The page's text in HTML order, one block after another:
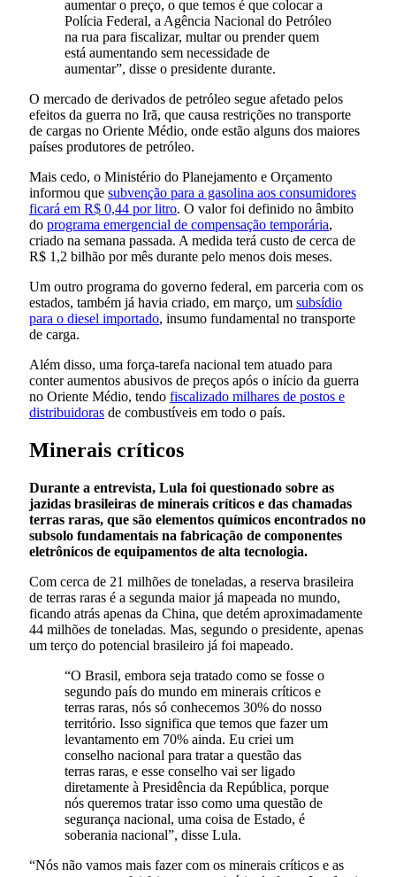
aumentar o preço, o que temos é que colocar a
Polícia Federal, a Agência Nacional do Petróleo
na rua para fiscalizar, multar ou prender quem
está aumentando sem necessidade de
aumentar”, disse o presidente durante.
O mercado de derivados de petróleo segue afetado pelos
efeitos da guerra no Irã, que causa restrições no transporte
de cargas no Oriente Médio, onde estão alguns dos maiores
países produtores de petróleo.
Mais cedo, o Ministério do Planejamento e Orçamento
informou que subvenção para a gasolina aos consumidores
ficará em R$ 0,44 por litro. O valor foi definido no âmbito
do programa emergencial de compensação temporária,
criado na semana passada. A medida terá custo de cerca de
R$ 1,2 bilhão por mês durante pelo menos dois meses.
Um outro programa do governo federal, em parceria com os
estados, também já havia criado, em março, um subsídio
para o diesel importado, insumo fundamental no transporte
de carga.
Além disso, uma força-tarefa nacional tem atuado para
conter aumentos abusivos de preços após o início da guerra
no Oriente Médio, tendo fiscalizado milhares de postos e
distribuidoras de combustíveis em todo o país.
Minerais críticos
Durante a entrevista, Lula foi questionado sobre as
jazidas brasileiras de minerais críticos e das chamadas
terras raras, que são elementos químicos encontrados no
subsolo fundamentais na fabricação de componentes
eletrônicos de equipamentos de alta tecnologia.
Com cerca de 21 milhões de toneladas, a reserva brasileira
de terras raras é a segunda maior já mapeada no mundo,
ficando atrás apenas da China, que detém aproximadamente
44 milhões de toneladas. Mas, segundo o presidente, apenas
um terço do potencial brasileiro já foi mapeado.
“O Brasil, embora seja tratado como se fosse o
segundo país do mundo em minerais críticos e
terras raras, nós só conhecemos 30% do nosso
território. Isso significa que temos que fazer um
levantamento em 70% ainda. Eu criei um
conselho nacional para tratar a questão das
terras raras, e esse conselho vai ser ligado
diretamente à Presidência da República, porque
nós queremos tratar isso como uma questão de
segurança nacional, uma coisa de Estado, é
soberania nacional”, disse Lula.
“Nós não vamos mais fazer com os minerais críticos e as